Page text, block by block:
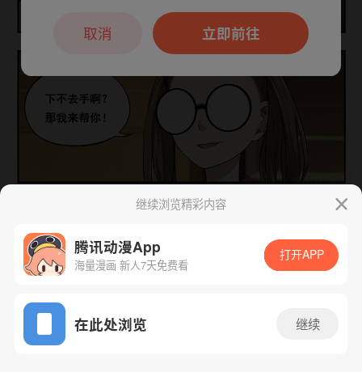
App免费看
下一话 腾漫App免费看
继续浏览精彩内容
腾讯动漫App
海量漫画 新人7天免费看
打开APP
在此处浏览 继续
本章节仅支持App阅读，可打开App新用
户7天免费看立即前往
取消